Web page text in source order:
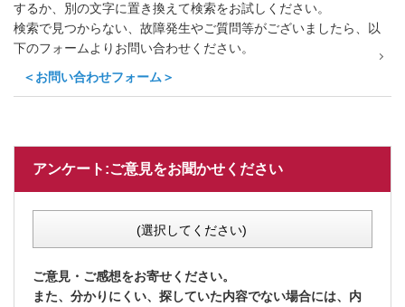
するか、別の文字に置き換えて検索をお試しください。
検索で見つからない、故障発生やご質問等がございましたら、以
下のフォームよりお問い合わせください。
＜お問い合わせフォーム＞
アンケート:ご意見をお聞かせください
(選択してください)
ご意見・ご感想をお寄せください。
また、分かりにくい、探していた内容でない場合には、内